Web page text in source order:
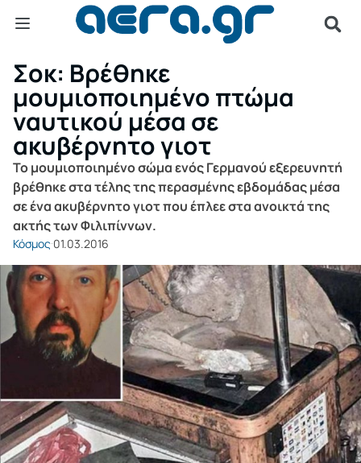
Σοκ: Βρέθηκε
μουμιοποιημένο πτώμα
ναυτικού μέσα σε
ακυβέρνητο γιοτ
Το μουμιοποιημένο σώμα ενός Γερμανού εξερευνητή
βρέθηκε στα τέλης της περασμένης εβδομάδας μέσα
σε ένα ακυβέρνητο γιοτ που έπλεε στα ανοικτά της
ακτής των Φιλιπίννων.
Κόσμος 01.03.2016